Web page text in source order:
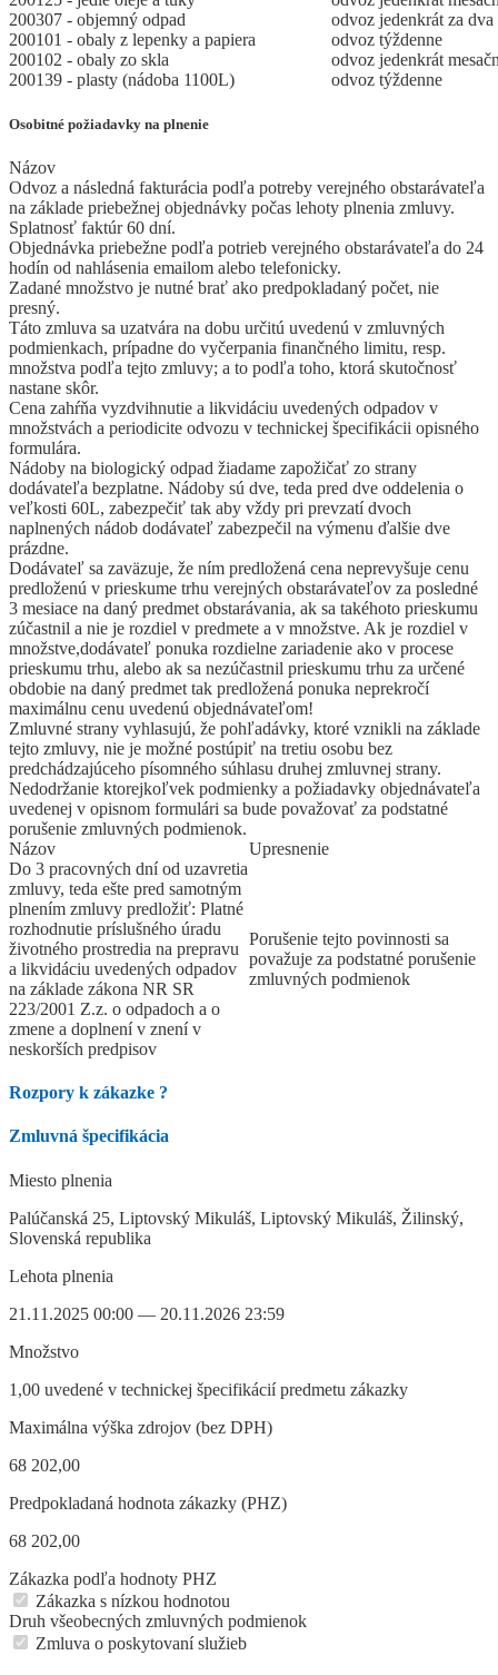
200307 - objemný odpad
odvoz jedenkrát za dva
200101 - obaly z lepenky a papiera
odvoz týždenne
200102 - obaly zo skla
odvoz jedenkrát
200139 - plasty (nádoba 1100L)
odvoz týždenne
Osobitné požiadavky na plnenie
Názov
Odvoz a následná fakturácia podľa potreby verejného obstarávateľa
na základe priebežnej objednávky počas lehoty plnenia zmluvy.
Splatnosť faktúr 60 dní.
Objednávka priebežne podľa potrieb verejného obstarávateľa do 24
hodín od nahlásenia emailom alebo telefonicky.
Zadané množstvo je nutné brať ako predpokladaný počet, nie
presný.
Táto zmluva sa uzatvára na dobu určitú uvedenú v zmluvných
podmienkach, prípadne do vyčerpania finančného limitu, resp.
množstva podľa tejto zmluvy; a to podľa toho, ktorá skutočnosť
nastane skôr.
Cena zahŕňa vyzdvihnutie a likvidáciu uvedených odpadov v
množstvách a periodicite odvozu v technickej špecifikácii opisného
formulára.
Nádoby na biologický odpad žiadame zapožičať zo strany
dodávateľa bezplatne. Nádoby sú dve, teda pred dve oddelenia o
veľkosti 60L, zabezpečiť tak aby vždy pri prevzatí dvoch
naplnených nádob dodávateľ zabezpečil na výmenu ďalšie dve
prázdne.
Dodávateľ sa zaväzuje, že ním predložená cena neprevyšuje cenu
predloženú v prieskume trhu verejných obstarávateľov za posledné
3 mesiace na daný predmet obstarávania, ak sa takéhoto prieskumu
zúčastnil a nie je rozdiel v predmete a v množstve. Ak je rozdiel v
množstve,dodávateľ ponuka rozdielne zariadenie ako v procese
prieskumu trhu, alebo ak sa nezúčastnil prieskumu trhu za určené
obdobie na daný predmet tak predložená ponuka neprekročí
maximálnu cenu uvedenú objednávateľom!
Zmluvné strany vyhlasujú, že pohľadávky, ktoré vznikli na základe
tejto zmluvy, nie je možné postúpiť na tretiu osobu bez
predchádzajúceho písomného súhlasu druhej zmluvnej strany.
Nedodržanie ktorejkoľvek podmienky a požiadavky objednávateľa
uvedenej v opisnom formulári sa bude považovať za podstatné
porušenie zmluvných podmienok.
Názov
Upresnenie
Do 3 pracovných dní od uzavretia
zmluvy, teda ešte pred samotným
plnením zmluvy predložiť: Platné
rozhodnutie príslušného úradu
životného prostredia na prepravu
a likvidáciu uvedených odpadov
na základe zákona NR SR
223/2001 Z.z. o odpadoch a o
zmene a doplnení v znení v
neskorších predpisov
Porušenie tejto povinnosti sa
považuje za podstatné porušenie
zmluvných podmienok
Rozpory k zákazke ?
Zmluvná špecifikácia
Miesto plnenia
Palúčanská 25, Liptovský Mikuláš, Liptovský Mikuláš, Žilinský,
Slovenská republika
Lehota plnenia
21.11.2025 00:00 — 20.11.2026 23:59
Množstvo
1,00 uvedené v technickej špecifikácií predmetu zákazky
Maximálna výška zdrojov (bez DPH)
68 202,00
Predpokladaná hodnota zákazky (PHZ)
68 202,00
Zákazka podľa hodnoty PHZ
Zákazka s nízkou hodnotou
Druh všeobecných zmluvných podmienok
Zmluva o poskytovaní služieb